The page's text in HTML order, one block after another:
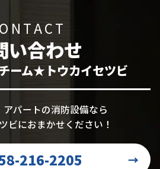
い合わせ
ーム★トウカイセツビ
パートの消防設備なら
ビにおまかせください！
216-2205 →